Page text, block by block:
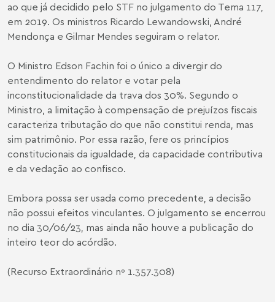
ao que já decidido pelo STF no julgamento do Tema 117,
em 2019. Os ministros Ricardo Lewandowski, André
Mendonça e Gilmar Mendes seguiram o relator.
O Ministro Edson Fachin foi o único a divergir do
entendimento do relator e votar pela
inconstitucionalidade da trava dos 30%. Segundo o
Ministro, a limitação à compensação de prejuízos fiscais
caracteriza tributação do que não constitui renda, mas
sim patrimônio. Por essa razão, fere os princípios
constitucionais da igualdade, da capacidade contributiva
e da vedação ao confisco.
Embora possa ser usada como precedente, a decisão
não possui efeitos vinculantes. O julgamento se encerrou
no dia 30/06/23, mas ainda não houve a publicação do
inteiro teor do acórdão.
(Recurso Extraordinário nº 1.357.308)